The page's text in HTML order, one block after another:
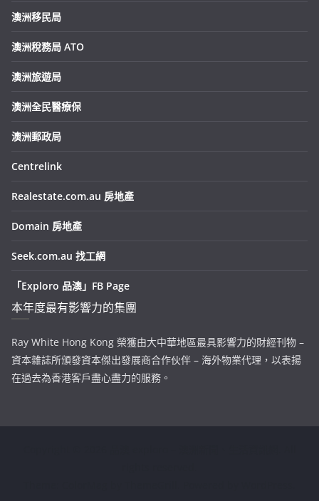
澳洲移民局
澳洲稅務局 ATO
澳洲旅遊局
澳洲全民醫療保
澳洲郵政局
Centrelink
Realestate.com.au 房地產
Domain 房地產
Seek.com.au 找工網
「Exploro 品澳」FB Page
本年度最有影響力的集團
Ray White Hong Kong 榮獲由大中華地區最具影響力的財經刊物 –
資本雜誌所頒發資本傑出發展商合作伙伴 – 海外物業代理，以表揚
在過去為香港客戶盡心盡力的服務。